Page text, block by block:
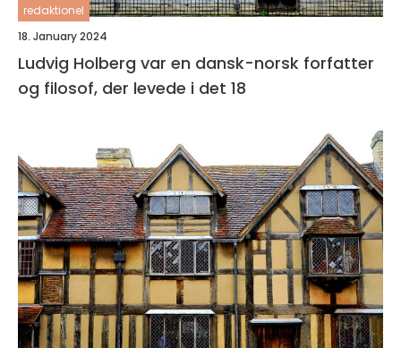
redaktionel
18. January 2024
Ludvig Holberg var en dansk-norsk forfatter
og filosof, der levede i det 18